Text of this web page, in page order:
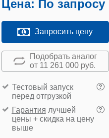
Цена: По запросу
Запросить цену
Подобрать аналог
от 11 261 000 руб.
?
Тестовый запуск
перед отгрузкой
?
Гарантия лучшей
цены + скидка на цену
выше